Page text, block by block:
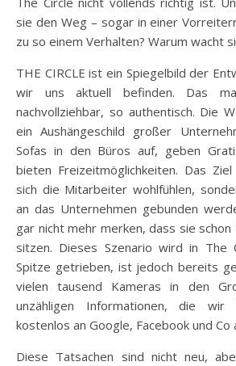
sie den Weg – sogar in einer
zu so einem Verhalten? Warum wacht
THE CIRCLE ist ein Spiegelbild der
wir uns aktuell befinden. Das
nachvollziehbar, so authentisch. Die
ein Aushängeschild großer
Sofas in den Büros auf, geben
bieten Freizeitmöglichkeiten. Das
sich die Mitarbeiter wohlfühlen,
an das Unternehmen gebunden
gar nicht mehr merken, dass sie schon
sitzen. Dieses Szenario wird in The
Spitze getrieben, ist jedoch bereits
vielen tausend Kameras in den
unzähligen Informationen, die wir
kostenlos an Google, Facebook und Co
Diese Tatsachen sind nicht neu,